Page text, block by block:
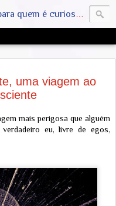
não aparecem na grande mídia. Abram a mente, pensem fora da caixinha. SAIAM DA MATRIX !! A VERDADE ESTÁ LA FORA
uma viagem ao
mais perigosa que alguém
eu, livre de egos,